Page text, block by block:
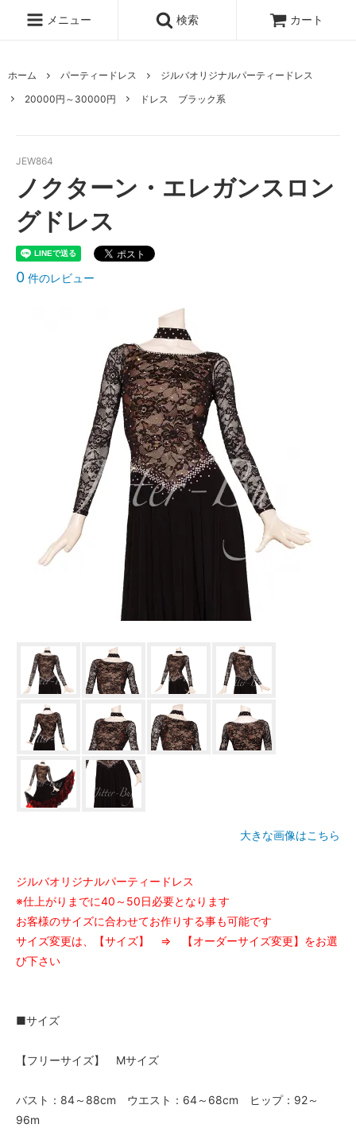
メニュー 検索 カート
ホーム パーティードレス
ジルバオリジナルパーティードレス
20000円～30000円
ドレス ブラック系
JEW864
ノクターン・エレガンスロン
グドレス
0 件のレビュー
大きな画像はこちら
ジルバオリジナルパーティードレス
※仕上がりまでに40～50日必要となります
お客様のサイズに合わせてお作りする事も可能です
サイズ変更は、【サイズ】 ⇒ 【オーダーサイズ変更】をお選
び下さい
■サイズ
【フリーサイズ】 Mサイズ
バスト：84～88cm ウエスト：64～68cm ヒップ：92～
96m